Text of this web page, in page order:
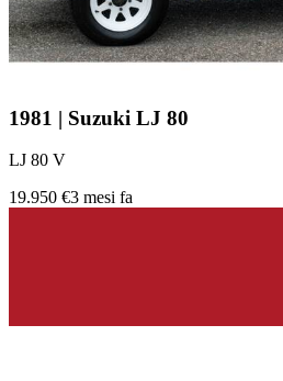
1981 | Suzuki LJ 80
LJ 80 V
19.950 €3 mesi fa